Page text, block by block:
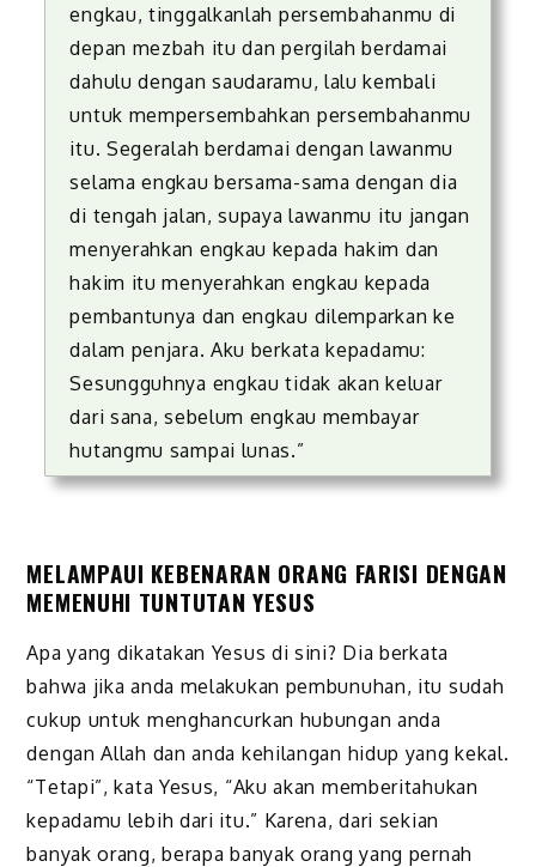
engkau, tinggalkanlah persembahanmu di
depan mezbah itu dan pergilah berdamai
dahulu dengan saudaramu, lalu kembali
untuk mempersembahkan persembahanmu
itu. Segeralah berdamai dengan lawanmu
selama engkau bersama-sama dengan dia
di tengah jalan, supaya lawanmu itu jangan
menyerahkan engkau kepada hakim dan
hakim itu menyerahkan engkau kepada
pembantunya dan engkau dilemparkan ke
dalam penjara. Aku berkata kepadamu:
Sesungguhnya engkau tidak akan keluar
dari sana, sebelum engkau membayar
hutangmu sampai lunas.”
MELAMPAUI KEBENARAN ORANG FARISI DENGAN
MEMENUHI TUNTUTAN YESUS
Apa yang dikatakan Yesus di sini? Dia berkata
bahwa jika anda melakukan pembunuhan, itu sudah
cukup untuk menghancurkan hubungan anda
dengan Allah dan anda kehilangan hidup yang kekal.
“Tetapi”, kata Yesus, “Aku akan memberitahukan
kepadamu lebih dari itu.” Karena, dari sekian
banyak orang, berapa banyak orang yang pernah